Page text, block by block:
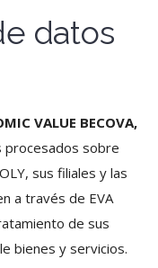
datos
VALUE BECOVA,
procesados sobre
sus filiales y las
a través de EVA
de sus
bienes y servicios.